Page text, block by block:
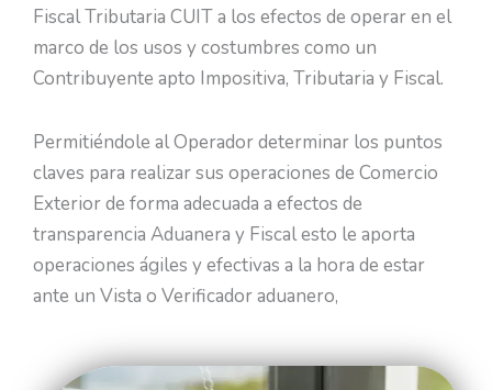
Fiscal Tributaria CUIT a los efectos de operar en el
marco de los usos y costumbres como un
Contribuyente apto Impositiva, Tributaria y Fiscal.
Permitiéndole al Operador determinar los puntos
claves para realizar sus operaciones de Comercio
Exterior de forma adecuada a efectos de
transparencia Aduanera y Fiscal esto le aporta
operaciones ágiles y efectivas a la hora de estar
ante un Vista o Verificador aduanero,